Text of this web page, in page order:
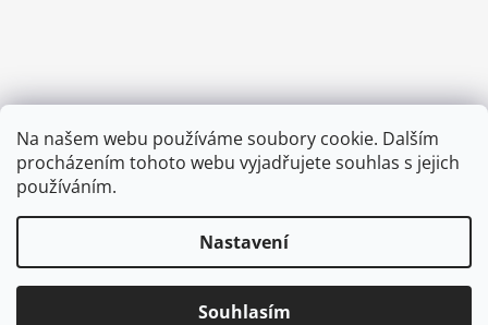
Na našem webu používáme soubory cookie. Dalším
procházením tohoto webu vyjadřujete souhlas s jejich
používáním.
Nastavení
Souhlasím
Provozní doba:
8.00 - 15.00 hod (pondělí - pátek)
Copyright 2026Diva & Nice Cosmetics. Všechna práva
Upravit nastavení cookies